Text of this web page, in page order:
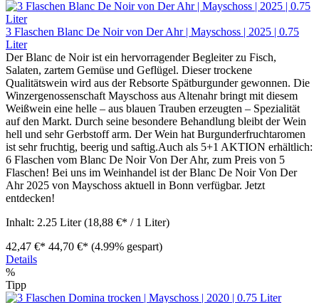
3 Flaschen Blanc De Noir von Der Ahr | Mayschoss | 2025 | 0.75
Liter
Der Blanc de Noir ist ein hervorragender Begleiter zu Fisch,
Salaten, zartem Gemüse und Geflügel. Dieser trockene
Qualitätswein wird aus der Rebsorte Spätburgunder gewonnen. Die
Winzergenossenschaft Mayschoss aus Altenahr bringt mit diesem
Weißwein eine helle – aus blauen Trauben erzeugten – Spezialität
auf den Markt. Durch seine besondere Behandlung bleibt der Wein
hell und sehr Gerbstoff arm. Der Wein hat Burgunderfruchtaromen
ist sehr fruchtig, beerig und saftig.Auch als 5+1 AKTION erhältlich:
6 Flaschen vom Blanc De Noir Von Der Ahr, zum Preis von 5
Flaschen! Bei uns im Weinhandel ist der Blanc De Noir Von Der
Ahr 2025 von Mayschoss aktuell in Bonn verfügbar. Jetzt
entdecken!
Inhalt: 2.25 Liter(18,88 €* / 1 Liter)
42,47 €* 44,70 €* (4.99% gespart)
Details
%
Tipp